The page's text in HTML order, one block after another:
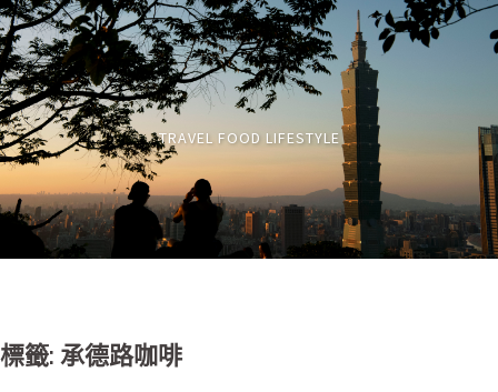
TRAVEL FOOD LIFESTYLE
標籤: 承德路咖啡